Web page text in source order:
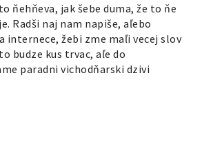
ňehňeva, jak šebe duma, že to ňe
Radši naj nam napiše, aľebo
internece, žebi zme maľi vecej slov
budze kus trvac, aľe do
paradni vichodňarski dzivi